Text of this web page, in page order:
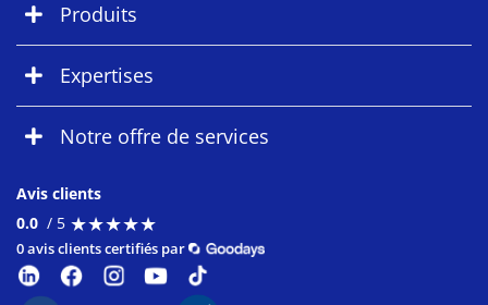
Produits
Expertises
Notre offre de services
Avis clients
0.0 / 5 ★★★★★
★★★★★
0 avis clients certifiés par